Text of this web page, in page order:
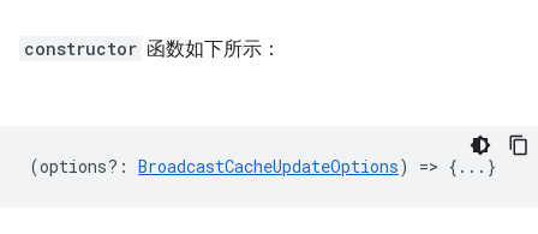
constructor 函数如下所示：
(options? : BroadcastCacheUpdateOptions) => {...}